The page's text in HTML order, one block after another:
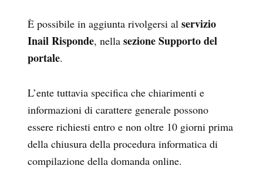
È possibile in aggiunta rivolgersi al servizio
Inail Risponde, nella sezione Supporto del
portale.
L’ente tuttavia specifica che chiarimenti e
informazioni di carattere generale possono
essere richiesti entro e non oltre 10 giorni prima
della chiusura della procedura informatica di
compilazione della domanda online.